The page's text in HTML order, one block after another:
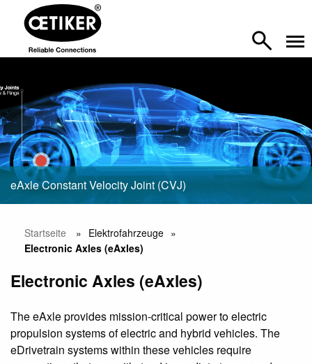
eAxle Constant Velocity Joint (CVJ)
Startseite
Elektrofahrzeuge
Electronic Axles (eAxles)
Electronic Axles (eAxles)
The eAxle provides mission-critical power to electric
propulsion systems of electric and hybrid vehicles. The
eDrivetrain systems within these vehicles require